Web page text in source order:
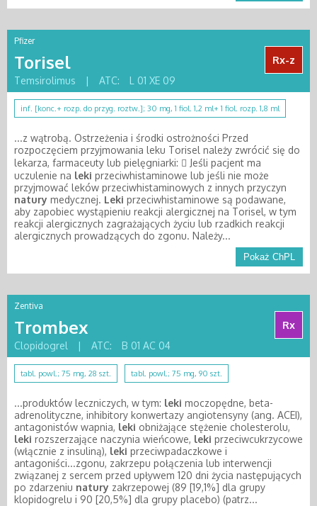
Pfizer
Torisel
Rx-z
Temsirolimus
| ATC: L 01 XE 09
inf. [konc.+ rozp. do przyg. roztw.]; 30 mg, 1 fiol. 1,2 ml+ 1 fiol. rozp. 1,8 ml
...z wątrobą. Ostrzeżenia i środki ostrożności Przed
rozpoczęciem przyjmowania leku Torisel należy zwrócić się do
lekarza, farmaceuty lub pielęgniarki:  Jeśli pacjent ma
uczulenie na leki przeciwhistaminowe lub jeśli nie może
przyjmować leków przeciwhistaminowych z innych przyczyn
natury medycznej. Leki przeciwhistaminowe są podawane,
aby zapobiec wystąpieniu reakcji alergicznej na Torisel, w tym
reakcji alergicznych zagrażających życiu lub rzadkich reakcji
alergicznych prowadzących do zgonu. Należy...
Pokaż ChPL
Zentiva
Trombex
Rx
Clopidogrel
| ATC: B 01 AC 04
tabl. powl.; 75 mg, 28 szt. tabl. powl.; 75 mg, 90 szt.
...produktów leczniczych, w tym: leki moczopędne, beta-
adrenolityczne, inhibitory konwertazy angiotensyny (ang. ACEI),
antagonistów wapnia, leki obniżające stężenie cholesterolu,
leki rozszerzające naczynia wieńcowe, leki przeciwcukrzycowe
(włącznie z insuliną), leki przeciwpadaczkowe i
antagoniści...zgonu, zakrzepu połączenia lub interwencji
związanej z sercem przed upływem 120 dni życia następujących
po zdarzeniu natury zakrzepowej (89 [19,1%] dla grupy
klopidogrelu i 90 [20,5%] dla grupy placebo) (patrz...